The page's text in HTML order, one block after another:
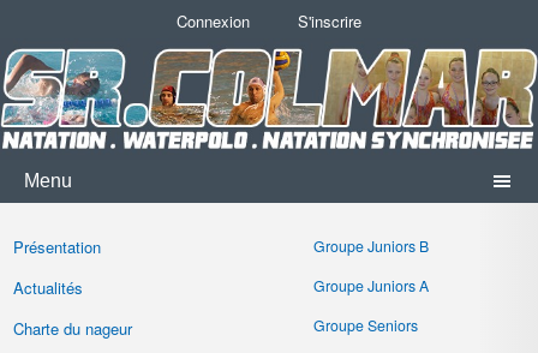
Connexion S'inscrire
Menu
Présentation
Actualités
Charte du nageur
Groupe Juniors B
Groupe Juniors A
Groupe Seniors